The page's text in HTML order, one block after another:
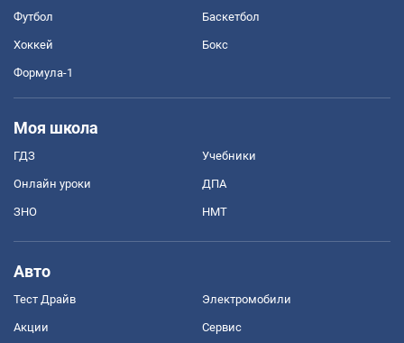
Футбол Баскетбол
Хоккей Бокс
Формула-1
Моя школа
ГДЗ Учебники
Онлайн уроки ДПА
ЗНО НМТ
Авто
Тест Драйв Электромобили
Акции Сервис